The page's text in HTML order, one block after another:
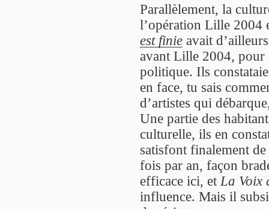
Parallèlement, la
l’opération Lille 2004
est finie avait
avant Lille 2004, pour
politique. Ils
en face, tu sais
d’artistes qui
Une partie des
culturelle, ils en
satisfont finalement
fois par an, façon
efficace ici, et La Voix
influence. Mais il